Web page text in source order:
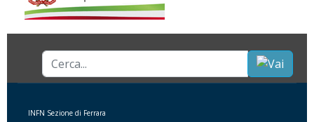
Cerca...
INFN Sezione di Ferrara